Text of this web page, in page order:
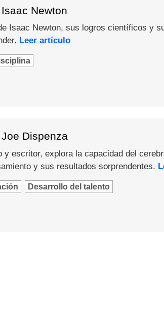
Newton
Isaac Newton, sus logros científicos y
Leer artículo
Dispenza
escritor, explora la capacidad del
y sus resultados sorprendentes.
Desarrollo del talento